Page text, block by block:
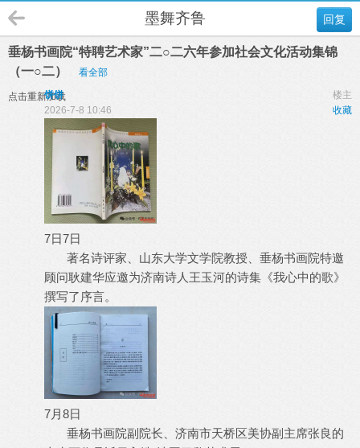
回复
墨舞齐鲁
垂杨书画院“特聘艺术家”二○二六年参加社会文化活动集锦
（一○二）
看全部
点击重新加载 楼主
饼饼
收藏
2026-7-8 10:46
7日7日
著名诗评家、山东大学文学院教授、垂杨书画院特邀
顾问耿建华应邀为济南诗人王玉河的诗集《我心中的歌》
撰写了序言。
7月8日
垂杨书画院副院长、济南市天桥区美协副主席张良的